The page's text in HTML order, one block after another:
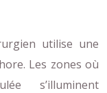
utilise une
Les zones où
s’illuminent